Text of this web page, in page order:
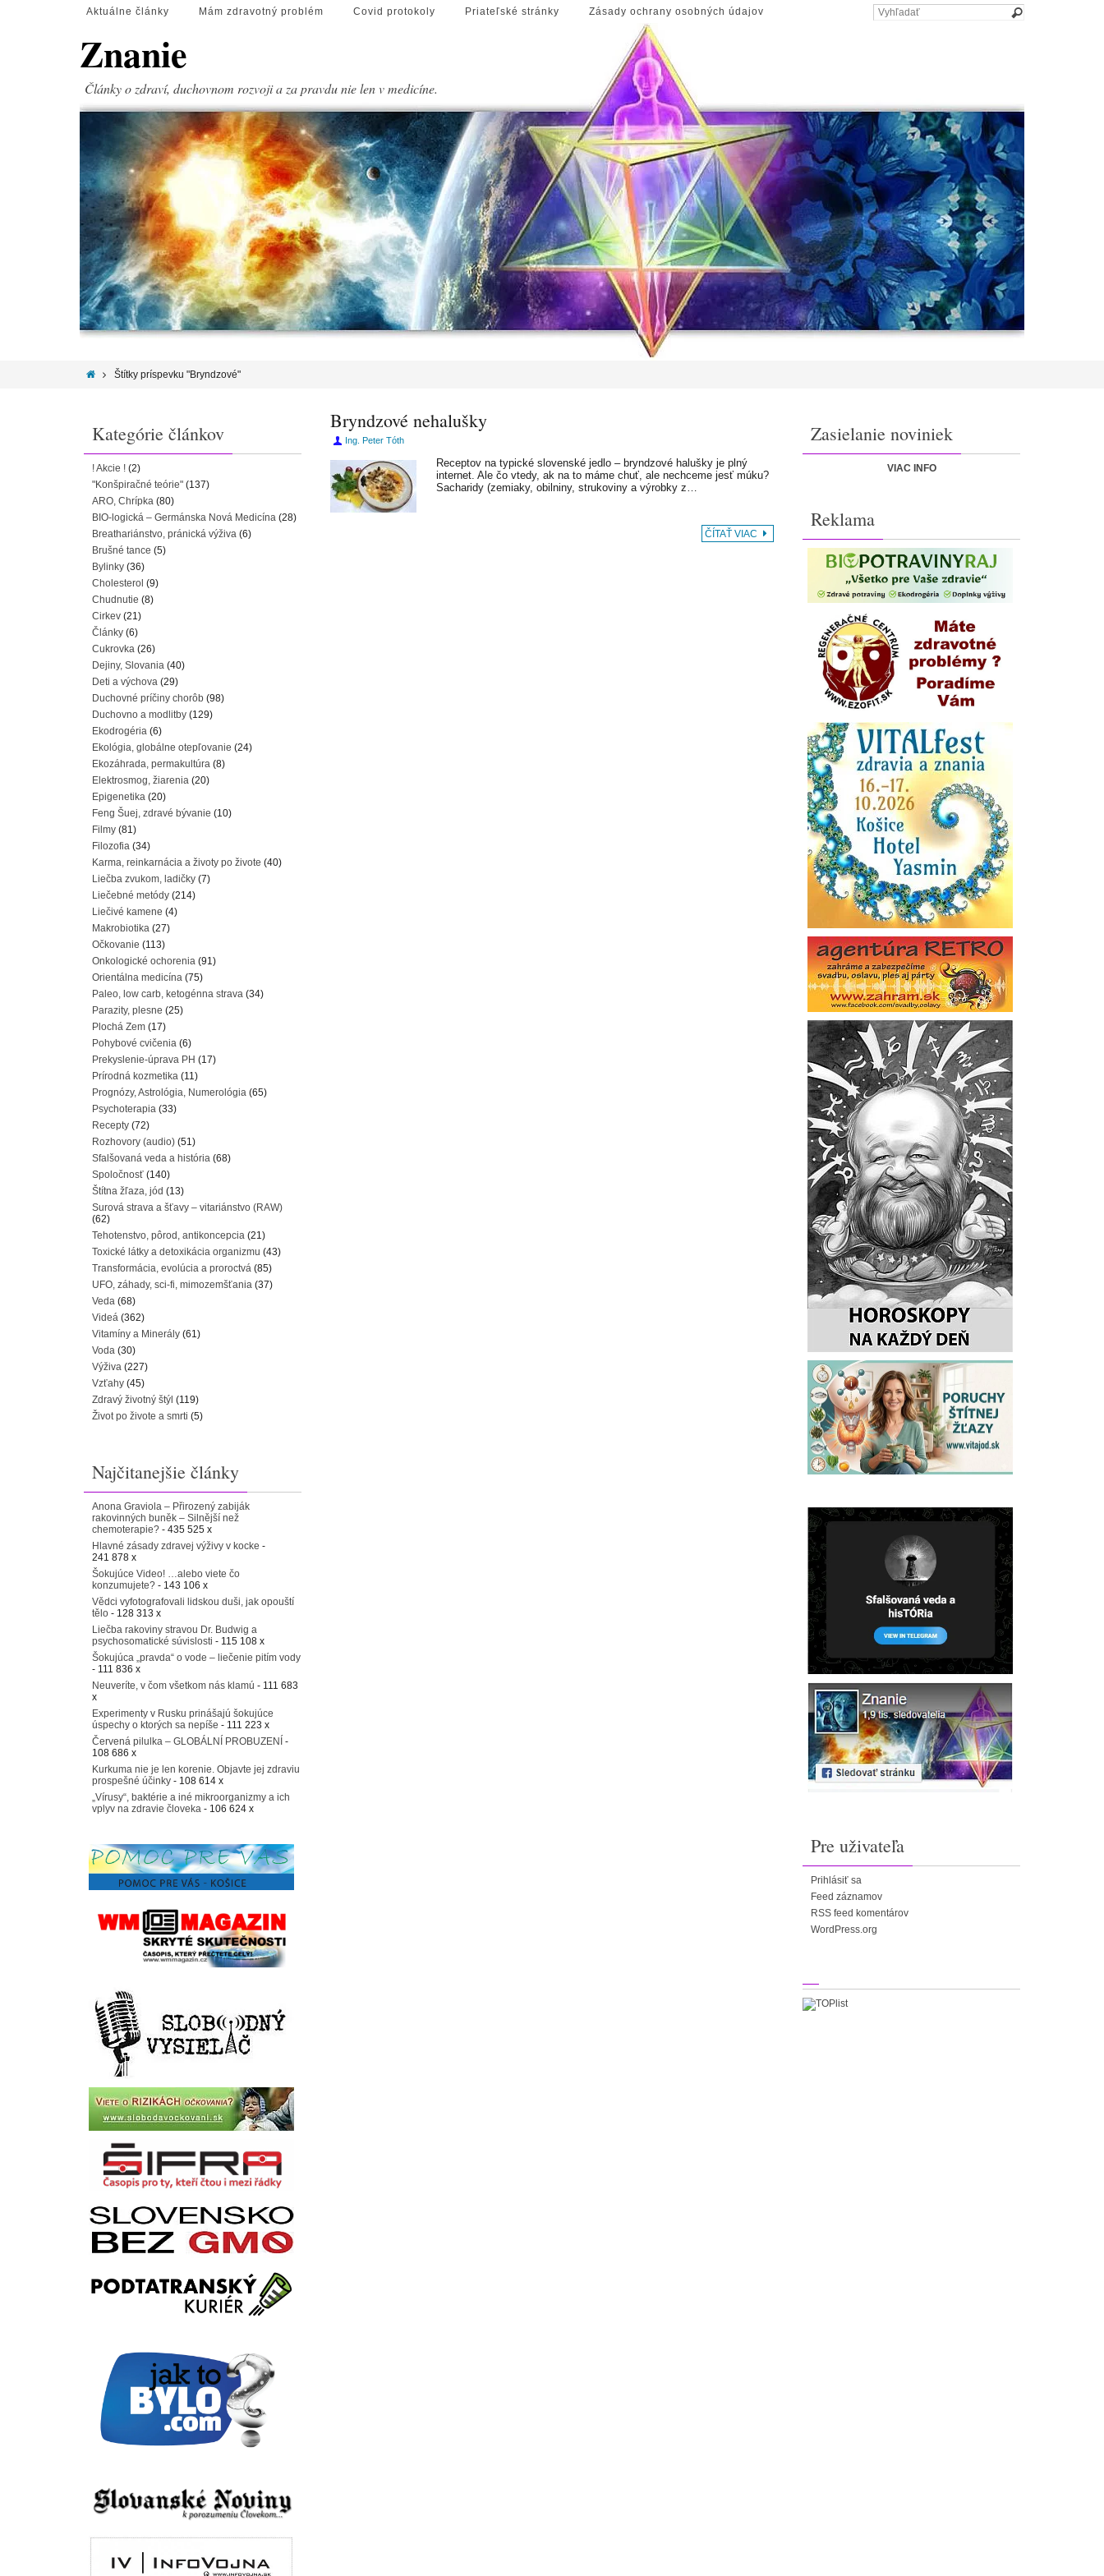
Aktuálne články Mám zdravotný problém Covid protokoly Priateľské stránky Zásady ochrany osobných údajov
Znanie
Články o zdraví, duchovnom rozvoji a za pravdu nie len v medicíne.
Štítky príspevku "Bryndzové"
Bryndzové nehalušky
Ing. Peter Tóth
Receptov na typické slovenské jedlo – bryndzové halušky je plný
internet. Ale čo vtedy, ak na to máme chuť, ale nechceme jesť múku?
Sacharidy (zemiaky, obilniny, strukoviny a výrobky z…
ČÍTAŤ VIAC
Kategórie článkov
! Akcie ! (2)
"Konšpiračné teórie" (137)
ARO, Chrípka (80)
BIO-logická – Germánska Nová Medicína (28)
Breathariánstvo, pránická výživa (6)
Brušné tance (5)
Bylinky (36)
Cholesterol (9)
Chudnutie (8)
Cirkev (21)
Články (6)
Cukrovka (26)
Dejiny, Slovania (40)
Deti a výchova (29)
Duchovné príčiny chorôb (98)
Duchovno a modlitby (129)
Ekodrogéria (6)
Ekológia, globálne otepľovanie (24)
Ekozáhrada, permakultúra (8)
Elektrosmog, žiarenia (20)
Epigenetika (20)
Feng Šuej, zdravé bývanie (10)
Filmy (81)
Filozofia (34)
Karma, reinkarnácia a životy po živote (40)
Liečba zvukom, ladičky (7)
Liečebné metódy (214)
Liečivé kamene (4)
Makrobiotika (27)
Očkovanie (113)
Onkologické ochorenia (91)
Orientálna medicína (75)
Paleo, low carb, ketogénna strava (34)
Parazity, plesne (25)
Plochá Zem (17)
Pohybové cvičenia (6)
Prekyslenie-úprava PH (17)
Prírodná kozmetika (11)
Prognózy, Astrológia, Numerológia (65)
Psychoterapia (33)
Recepty (72)
Rozhovory (audio) (51)
Sfalšovaná veda a história (68)
Spoločnosť (140)
Štítna žľaza, jód (13)
Surová strava a šťavy – vitariánstvo (RAW)
(62)
Tehotenstvo, pôrod, antikoncepcia (21)
Toxické látky a detoxikácia organizmu (43)
Transformácia, evolúcia a proroctvá (85)
UFO, záhady, sci-fi, mimozemšťania (37)
Veda (68)
Videá (362)
Vitamíny a Minerály (61)
Voda (30)
Výživa (227)
Vzťahy (45)
Zdravý životný štýl (119)
Život po živote a smrti (5)
Najčitanejšie články
Anona Graviola – Přirozený zabiják
rakovinných buněk – Silnější než
chemoterapie? - 435 525 x
Hlavné zásady zdravej výživy v kocke -
241 878 x
Šokujúce Video! …alebo viete čo
konzumujete? - 143 106 x
Vědci vyfotografovali lidskou duši, jak opouští
tělo - 128 313 x
Liečba rakoviny stravou Dr. Budwig a
psychosomatické súvislosti - 115 108 x
Šokujúca „pravda“ o vode – liečenie pitím vody
- 111 836 x
Neuveríte, v čom všetkom nás klamú - 111 683
x
Experimenty v Rusku prinášajú šokujúce
úspechy o ktorých sa nepíše - 111 223 x
Červená pilulka – GLOBÁLNÍ PROBUZENÍ -
108 686 x
Kurkuma nie je len korenie. Objavte jej zdraviu
prospešné účinky - 108 614 x
„Vírusy“, baktérie a iné mikroorganizmy a ich
vplyv na zdravie človeka - 106 624 x
Zasielanie noviniek
VIAC INFO
Reklama
Pre uživateľa
Prihlásiť sa
Feed záznamov
RSS feed komentárov
WordPress.org